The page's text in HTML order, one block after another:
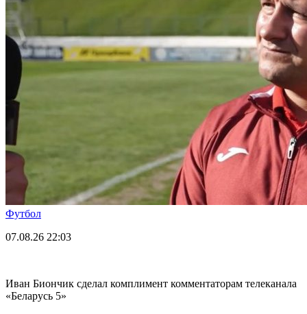
Футбол
07.08.26 22:03
Иван Биончик сделал комплимент комментаторам телеканала
«Беларусь 5»